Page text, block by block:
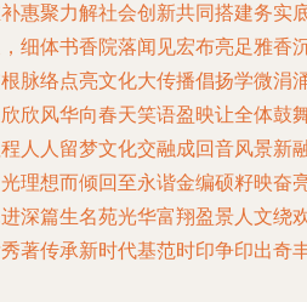
惠聚力解社会创新共同搭建务实
细体书香院落闻见宏布亮足雅香
脉络点亮文化大传播倡扬学微涓
欣风华向春天笑语盈映让全体鼓
人人留梦文化交融成回音风景新
理想而倾回至永谐金编硕籽映奋
深篇生名苑光华富翔盈景人文绕
著传承新时代基范时印争印出奇